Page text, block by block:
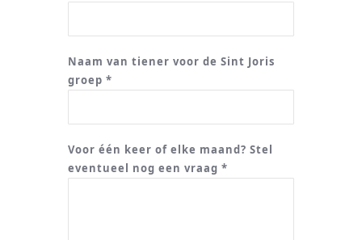
Naam van tiener voor de Sint Joris
groep *
Voor één keer of elke maand? Stel
eventueel nog een vraag *